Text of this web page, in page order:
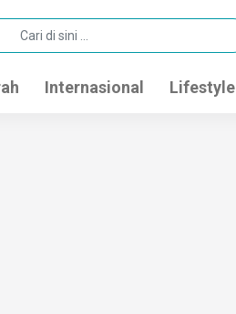
Internasional Lifestyle